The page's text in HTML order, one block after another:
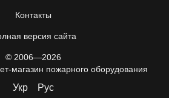
Контакты
версия сайта
© 2006—2026
магазин пожарного оборудования
Укр Рус